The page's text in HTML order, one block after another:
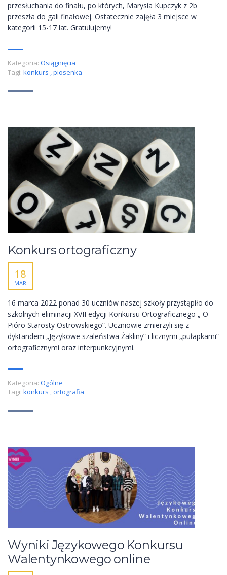
przesłuchania do finału, po których, Marysia Kupczyk z 2b
przeszła do gali finałowej. Ostatecznie zajęła 3 miejsce w
kategorii 15-17 lat. Gratulujemy!
Kategoria: Osiągnięcia
Tagi: konkurs ,piosenka
Konkurs ortograficzny
18
MAR
16 marca 2022 ponad 30 uczniów naszej szkoły przystąpiło do
szkolnych eliminacji XVII edycji Konkursu Ortograficznego „ O
Pióro Starosty Ostrowskiego”. Uczniowie zmierzyli się z
dyktandem „Językowe szaleństwa Żakliny” i licznymi „pułapkami”
ortograficznymi oraz interpunkcyjnymi.
Kategoria: Ogólne
Tagi: konkurs ,ortografia
Wyniki Językowego Konkursu
Walentynkowego online